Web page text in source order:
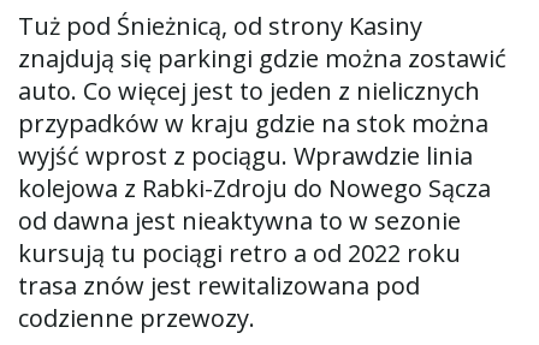
Tuż pod Śnieżnicą, od strony Kasiny
znajdują się parkingi gdzie można zostawić
auto. Co więcej jest to jeden z nielicznych
przypadków w kraju gdzie na stok można
wyjść wprost z pociągu. Wprawdzie linia
kolejowa z Rabki-Zdroju do Nowego Sącza
od dawna jest nieaktywna to w sezonie
kursują tu pociągi retro a od 2022 roku
trasa znów jest rewitalizowana pod
codzienne przewozy.